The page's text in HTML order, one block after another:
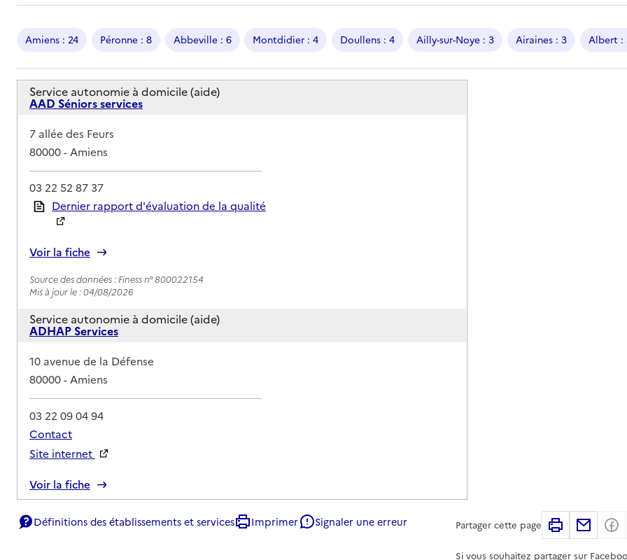
Amiens : 24 Péronne : 8 Abbeville : 6 Montdidier : 4 Doullens : 4 Ailly-sur-Noye : 3 Airaines : 3 Albert :
Service autonomie à domicile (aide)
AAD Séniors services
Adresse
7 allée des Feurs
80000- Amiens
03 22 52 87 37
Rapport HAS
Dernier rapport d'évaluation de la qualité
Voir la fiche
Source des données : Finess n° 800022154
Mis à jour le : 04/08/2026
Service autonomie à domicile (aide)
ADHAP Services
Adresse
10 avenue de la Défense
80000- Amiens
03 22 09 04 94
Contact
Site internet
Voir la fiche
Mis à jour le : 04/08/2026
Définitions des établissements et services Imprimer Signaler une erreur Partager cette page Imprimer
Si vous souhaitez partager sur